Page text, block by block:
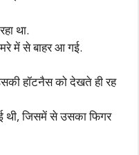
था.
में से बाहर आ गई.
हॉटनैस को देखते ही रह
थी, जिसमें से उसका फिगर